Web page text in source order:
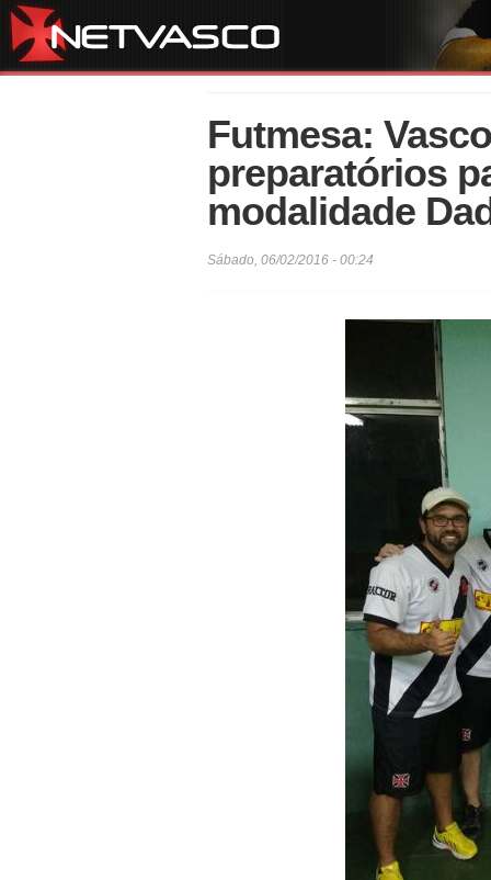
Futmesa:
preparatórios
modalidade
Sábado, 06/02/2016 - 00:24